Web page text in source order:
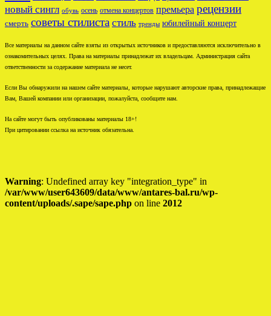
новый сингл обувь осень отмена концертов премьера рецензии
смерть советы стилиста стиль тренды юбилейный концерт
Все материалы на данном сайте взяты из открытых источников и предоставляются исключительно в
ознакомительных целях. Права на материалы принадлежат их владельцам. Администрация сайта
ответственности за содержание материала не несет.
Если Вы обнаружили на нашем сайте материалы, которые нарушают авторские права, принадлежащие
Вам, Вашей компании или организации, пожалуйста, сообщите нам.
На сайте могут быть опубликованы материалы 18+!
При цитировании ссылка на источник обязательна.
Warning: Undefined array key "integration_type" in
/var/www/user643609/data/www/antares-bal.ru/wp-
content/uploads/.sape/sape.php on line 2012